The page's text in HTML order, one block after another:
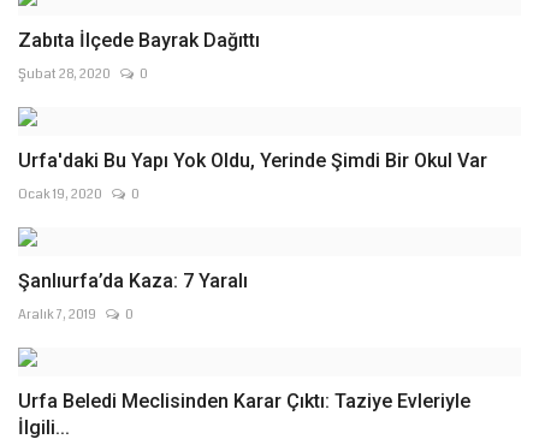
Zabıta İlçede Bayrak Dağıttı
Şubat 28, 2020 0
Urfa'daki Bu Yapı Yok Oldu, Yerinde Şimdi Bir Okul Var
Ocak 19, 2020 0
Şanlıurfa’da Kaza: 7 Yaralı
Aralık 7, 2019 0
Urfa Beledi Meclisinden Karar Çıktı: Taziye Evleriyle
İlgili...